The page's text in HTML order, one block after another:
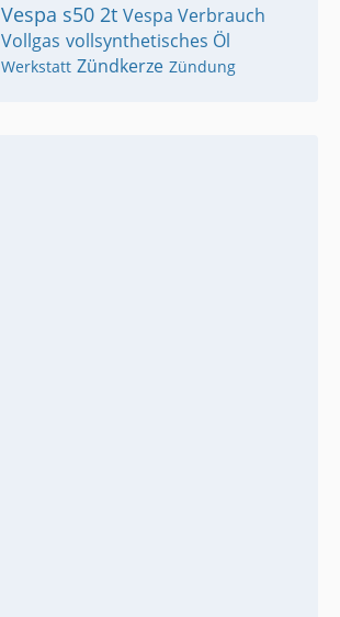
Vespa s50 2t Vespa Verbrauch
Vollgas vollsynthetisches Öl
Werkstatt Zündkerze Zündung